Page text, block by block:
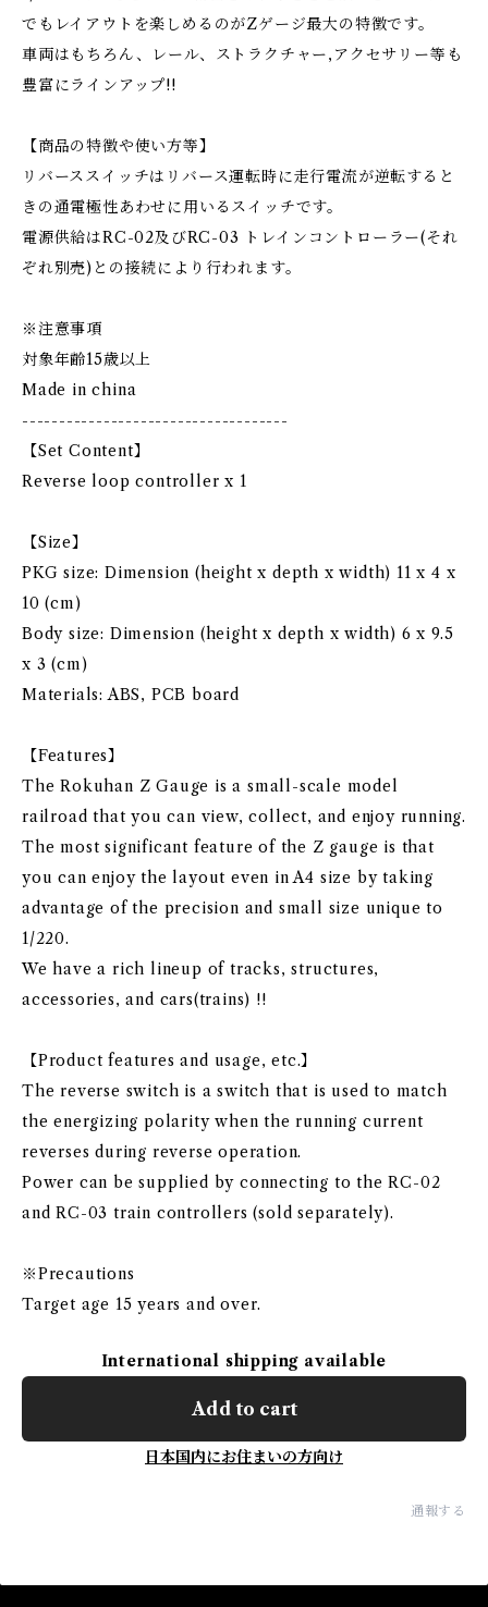
でもレイアウトを楽しめるのがZゲージ最大の特徴です。
車両はもちろん、レール、ストラクチャー,アクセサリー等も
豊富にラインアップ!!
【商品の特徴や使い方等】
リバーススイッチはリバース運転時に走行電流が逆転すると
きの通電極性あわせに用いるスイッチです。
電源供給はRC-02及びRC-03 トレインコントローラー(それ
ぞれ別売)との接続により行われます。
※注意事項
対象年齢15歳以上
Made in china
------------------------------------
【Set Content】
Reverse loop controller x 1
【Size】
PKG size: Dimension (height x depth x width) 11 x 4 x
10 (cm)
Body size: Dimension (height x depth x width) 6 x 9.5
x 3 (cm)
Materials: ABS, PCB board
【Features】
The Rokuhan Z Gauge is a small-scale model
railroad that you can view, collect, and enjoy running.
The most significant feature of the Z gauge is that
you can enjoy the layout even in A4 size by taking
advantage of the precision and small size unique to
1/220.
We have a rich lineup of tracks, structures,
accessories, and cars(trains) !!
【Product features and usage, etc.】
The reverse switch is a switch that is used to match
the energizing polarity when the running current
reverses during reverse operation.
Power can be supplied by connecting to the RC-02
and RC-03 train controllers (sold separately).
※Precautions
Target age 15 years and over.
International shipping available
Add to cart
日本国内にお住まいの方向け
通報する